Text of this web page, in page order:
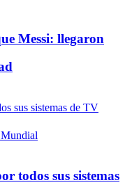
Messi: llegaron
todos sus sistemas